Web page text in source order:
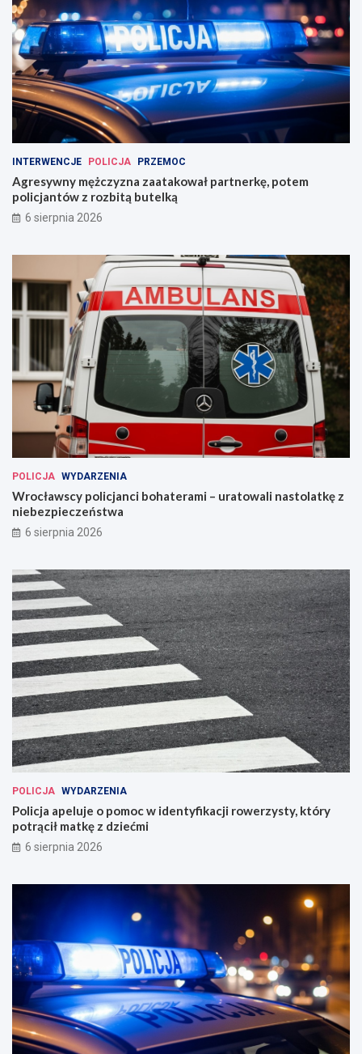
INTERWENCJE POLICJA PRZEMOC
Agresywny mężczyzna zaatakował partnerkę, potem
policjantów z rozbitą butelką
6 sierpnia 2026
POLICJA WYDARZENIA
Wrocławscy policjanci bohaterami – uratowali nastolatkę z
niebezpieczeństwa
6 sierpnia 2026
POLICJA WYDARZENIA
Policja apeluje o pomoc w identyfikacji rowerzysty, który
potrącił matkę z dziećmi
6 sierpnia 2026